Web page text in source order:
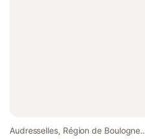
Audresselles, Région de Boulogne-